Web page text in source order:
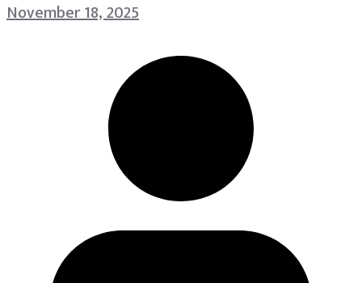
November 18, 2025